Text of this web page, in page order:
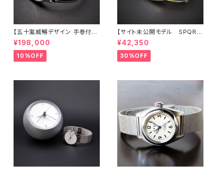
【五十嵐威暢デザイン 手巻付自
動巻 earth watch+稲穂・蜻蛉
・有田焼コラボレーション】 ブル
ー天秤秒針の白文字盤 × SOM
ES別注・国産高級車シート革ベ
¥198,000
10%OFF
【サイト未公開モデル SPQR
人気の高い機械式 手巻付自動
巻スモールセコンド Ventuno
ss ネイビー文字盤 × 英
国メーカー直輸入MOD#11ナイ
¥42,350
30%OFF